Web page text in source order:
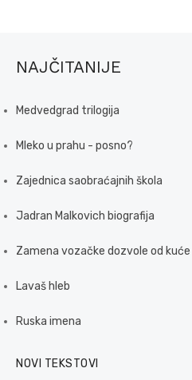
NAJČITANIJE
Medvedgrad trilogija
Mleko u prahu - posno?
Zajednica saobraćajnih škola
Jadran Malkovich biografija
Zamena vozačke dozvole od kuće
Lavaš hleb
Ruska imena
NOVI TEKSTOVI